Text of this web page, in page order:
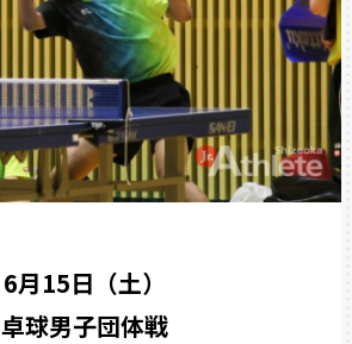
6月15日（土）
卓球男子団体戦